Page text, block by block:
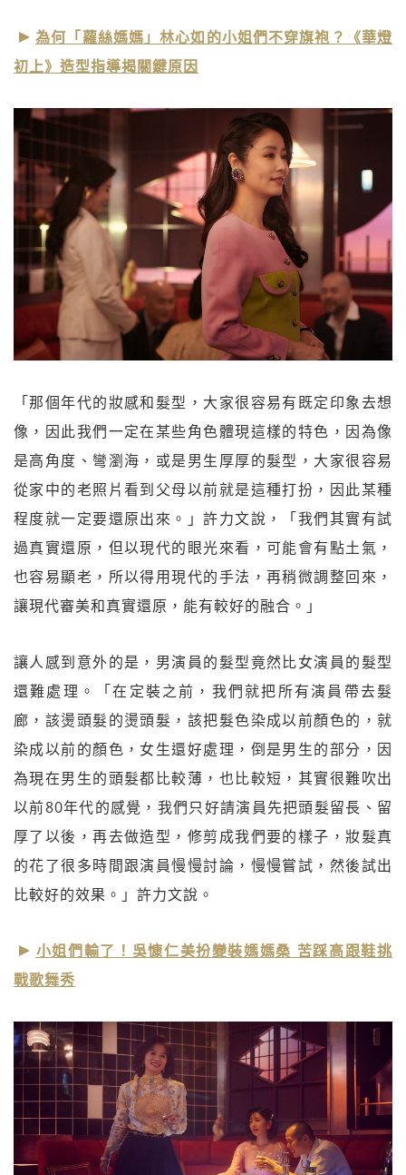
為何「蘿絲媽媽」林心如的小姐們不穿旗袍？《華燈
初上》造型指導揭關鍵原因
「那個年代的妝感和髮型，大家很容易有既定印象去想
像，因此我們一定在某些角色體現這樣的特色，因為像
是高角度、彎瀏海，或是男生厚厚的髮型，大家很容易
從家中的老照片看到父母以前就是這種打扮，因此某種
程度就一定要還原出來。」許力文說，「我們其實有試
過真實還原，但以現代的眼光來看，可能會有點土氣，
也容易顯老，所以得用現代的手法，再稍微調整回來，
讓現代審美和真實還原，能有較好的融合。」
讓人感到意外的是，男演員的髮型竟然比女演員的髮型
還難處理。「在定裝之前，我們就把所有演員帶去髮
廊，該燙頭髮的燙頭髮，該把髮色染成以前顏色的，就
染成以前的顏色，女生還好處理，倒是男生的部分，因
為現在男生的頭髮都比較薄，也比較短，其實很難吹出
以前80年代的感覺，我們只好請演員先把頭髮留長、留
厚了以後，再去做造型，修剪成我們要的樣子，妝髮真
的花了很多時間跟演員慢慢討論，慢慢嘗試，然後試出
比較好的效果。」許力文說。
小姐們輸了！吳慷仁美扮變裝媽媽桑 苦踩高跟鞋挑
戰歌舞秀